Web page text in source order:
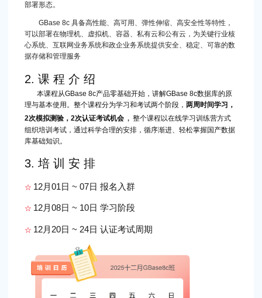
部署形态。
GBase 8c 具备高性能、高可用、弹性伸缩、高安全性等特性，
可以部署在物理机、虚拟机、容器、私有云和公有云，为关键行业核
心系统、互联网业务系统和政企业务系统提供安全、稳定、可靠的数
据存储和管理服务
2. 课 程 介 绍
本课程从GBase 8c产品零基础开始，讲解GBase 8c数据库的原
理与基本使用。整个课程分为学习和考试两个阶段， 两周时间学习，
2次模拟测验，2次认证考试机会 ， 整个课程以在线学习训练营方式
组织培训考试，通过科学合理的安排，循序渐进、轻松掌握国产数据
库基础知识。
3. 培 训 安 排
☆ 12月01日 ~ 07日 报名入群
☆ 12月08日 ~ 10日 学习阶段
☆ 12月20日 ~ 24日 认证考试周期